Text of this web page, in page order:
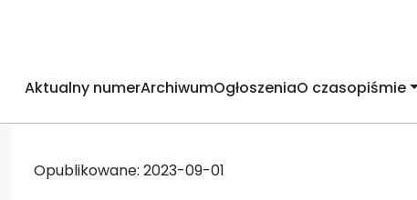
Aktualny numerArchiwumOgłoszeniaO czasopiśmie
Opublikowane: 2023-09-01